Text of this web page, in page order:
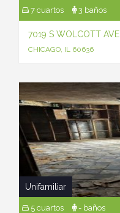
7 cuartos 3 baños
7019 S WOLCOTT AVE
CHICAGO, IL 60636
Unifamiliar
5 cuartos - baños